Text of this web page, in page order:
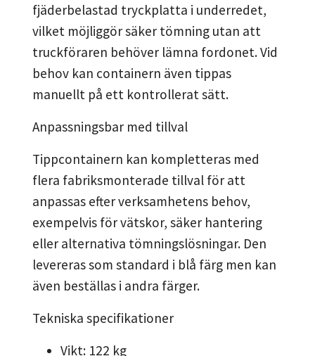
fjäderbelastad tryckplatta i underredet,
vilket möjliggör säker tömning utan att
truckföraren behöver lämna fordonet. Vid
behov kan containern även tippas
manuellt på ett kontrollerat sätt.
Anpassningsbar med tillval
Tippcontainern kan kompletteras med
flera fabriksmonterade tillval för att
anpassas efter verksamhetens behov,
exempelvis för vätskor, säker hantering
eller alternativa tömningslösningar. Den
levereras som standard i blå färg men kan
även beställas i andra färger.
Tekniska specifikationer
Vikt: 122 kg